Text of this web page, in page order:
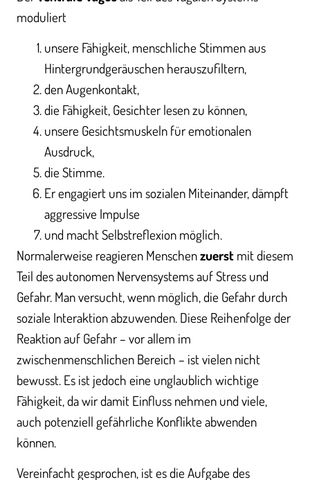
moduliert
unsere Fähigkeit, menschliche Stimmen aus
Hintergrundgeräuschen herauszufiltern,
den Augenkontakt,
die Fähigkeit, Gesichter lesen zu können,
unsere Gesichtsmuskeln für emotionalen
Ausdruck,
die Stimme.
Er engagiert uns im sozialen Miteinander, dämpft
aggressive Impulse
und macht Selbstreflexion möglich.
Normalerweise reagieren Menschenzuerst mit diesem
Teil des autonomen Nervensystems auf Stress und
Gefahr. Man versucht, wenn möglich, die Gefahr durch
soziale Interaktion abzuwenden. Diese Reihenfolge der
Reaktion auf Gefahr – vor allem im
zwischenmenschlichen Bereich – ist vielen nicht
bewusst. Es ist jedoch eine unglaublich wichtige
Fähigkeit, da wir damit Einfluss nehmen und viele,
auch potenziell gefährliche Konflikte abwenden
können.
Vereinfacht gesprochen, ist es die Aufgabe des